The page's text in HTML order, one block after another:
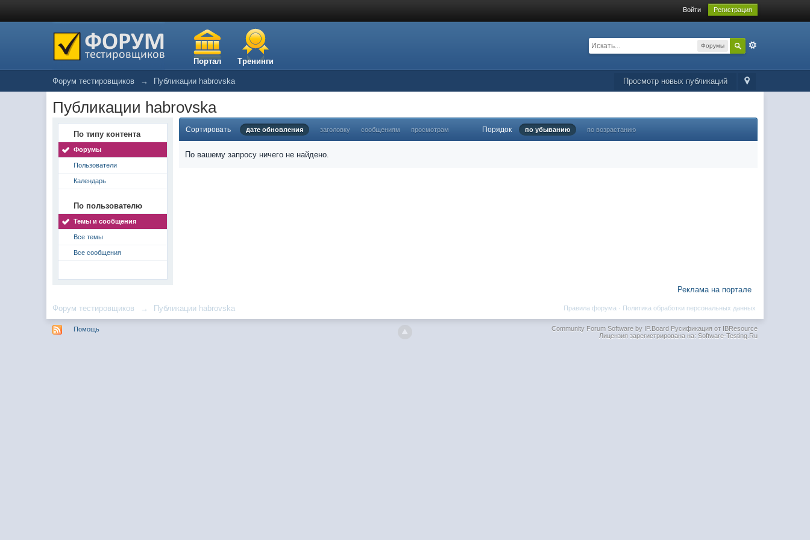
Войти Регистрация
Портал Тренинги
Форумы
Просмотр новых публикаций
Форум тестировщиков → Публикации habrovska
Публикации habrovska
По типу контента
Форумы
Пользователи
Календарь
По пользователю
Темы и сообщения
Все темы
Все сообщения
Сортировать дате обновления заголовку сообщениям просмотрам Порядок по убыванию по возрастанию
По вашему запросу ничего не найдено.
Реклама на портале
Форум тестировщиков → Публикации habrovska Политика обработки персональных данных
Правила форума ·
Помощь Community Forum Software by IP.BoardРусификация от IBResource
Лицензия зарегистрирована на: Software-Testing.Ru